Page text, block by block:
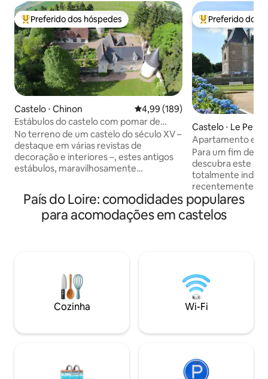
Entre os melhores preferidos dos hóspedes
Preferido dos hóspedes
Castelo ⋅ Chinon 4,99 de uma avaliação média de
4,99 (189)
Estábulos do castelo com pomar de
trufas
No terreno de um castelo do século XV –
destaque em várias revistas de
decoração e interiores –, estes antigos
estábulos, maravilhosamente
em jardins deslumbrantes com vista
para o nosso pomar de trufas de
4 hectares. Cheia de personalidade e
charme, a casa tem paredes grossas de
terraço coberto é perfeito para jantar ao
ar livre. (Esta acomodação não foi
adaptada para pessoas com deficiência
de qualquer tipo.)
Entre os
Preferido dos
Castelo ⋅ Le
Apartamento em
4 quartos
Para um fim de
descubra este
totalmente
recentemente
localizado no
castelo familiar
monumento
equipamentos
momentos com
Você tem acesso
de 8 hectares
País do Loire: comodidades populares
para acomodações em castelos
Cozinha Wi-Fi